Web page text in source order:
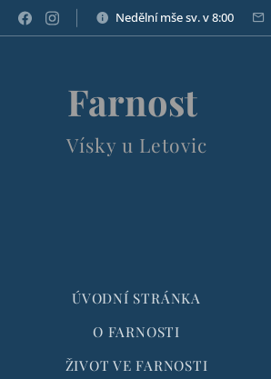
Nedělní mše sv. v 8:00
Farnost
Vísky u Letovic
ÚVODNÍ STRÁNKA
O FARNOSTI
ŽIVOT VE FARNOSTI